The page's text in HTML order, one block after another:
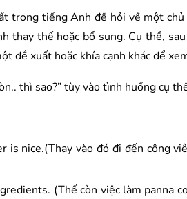
trong tiếng Anh để hỏi về một
thay thế hoặc bổ sung. Cụ thể,
đề xuất hoặc khía cạnh khác để
thì sao?” tùy vào tình huống cụ
nice.(Thay vào đó đi đến công
(Thế còn việc làm panna